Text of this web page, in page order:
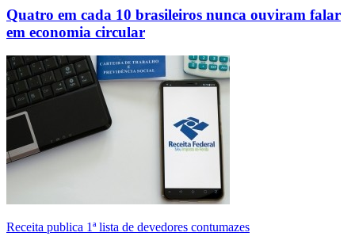
Quatro em cada 10 brasileiros nunca ouviram falar
em economia circular
Receita publica 1ª lista de devedores contumazes